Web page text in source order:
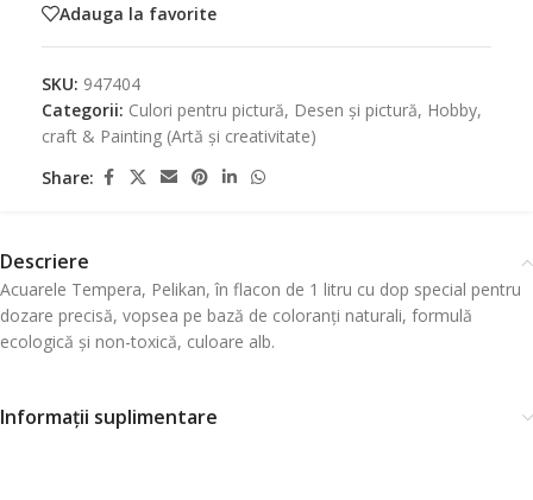
Adauga la favorite
SKU: 947404
Categorii: Culori pentru pictură, Desen și pictură, Hobby,
craft & Painting (Artă și creativitate)
Share:
Descriere
Acuarele Tempera, Pelikan, în flacon de 1 litru cu dop special pentru
dozare precisă, vopsea pe bază de coloranți naturali, formulă
ecologică și non-toxică, culoare alb.
Informații suplimentare